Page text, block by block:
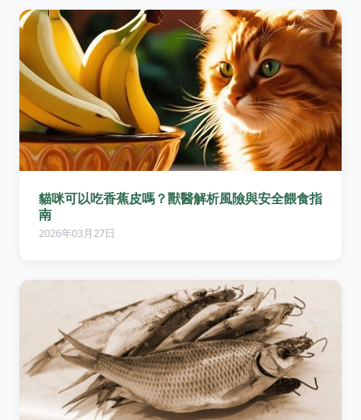
貓咪可以吃香蕉皮嗎？獸醫解析風險與安全餵食指
南
2026年03月27日